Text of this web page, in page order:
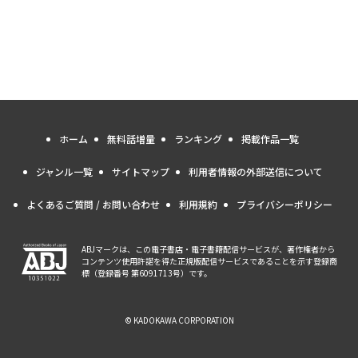
ホーム 無料話増量 ランキング 掲載作品一覧
ジャンル一覧 サイトマップ 利用者情報の外部送信について
よくあるご質問 / お問い合わせ 利用規約 プライバシーポリシー
ABJマークは、この電子書店・電子書籍配信サービスが、著作権者から
コンテンツ使用許諾を得た正規版配信サービスであることを示す登録商
標（登録番号 第6091713号）です。
© KADOKAWA CORPORATION